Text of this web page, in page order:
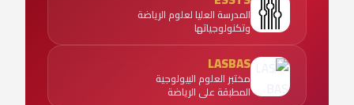
المدرسة العليا لعلوم الرياضة
وتكنولوجياتها
LASBAS
مختبر العلوم البيولوجية
المطبقة على الرياضة